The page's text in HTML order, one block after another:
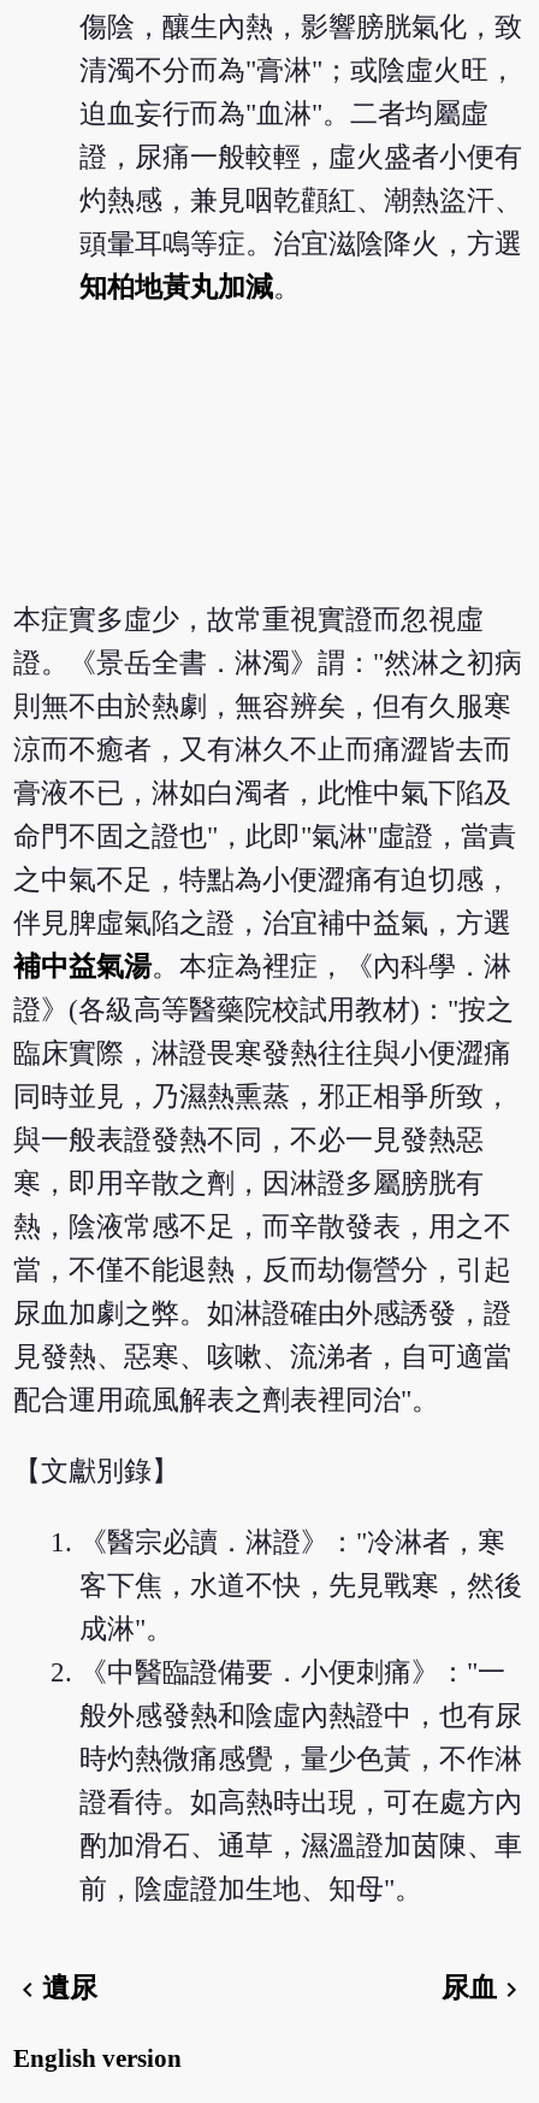
傷陰，釀生內熱，影響膀胱氣化，致
清濁不分而為"膏淋"；或陰虛火旺，
迫血妄行而為"血淋"。二者均屬虛
證，尿痛一般較輕，虛火盛者小便有
灼熱感，兼見咽乾顴紅、潮熱盜汗、
頭暈耳鳴等症。治宜滋陰降火，方選
知柏地黃丸加減。
本症實多虛少，故常重視實證而忽視虛
證。《景岳全書．淋濁》謂："然淋之初病
則無不由於熱劇，無容辨矣，但有久服寒
涼而不癒者，又有淋久不止而痛澀皆去而
膏液不已，淋如白濁者，此惟中氣下陷及
命門不固之證也"，此即"氣淋"虛證，當責
之中氣不足，特點為小便澀痛有迫切感，
伴見脾虛氣陷之證，治宜補中益氣，方選
補中益氣湯。本症為裡症，《內科學．淋
證》(各級高等醫藥院校試用教材)："按之
臨床實際，淋證畏寒發熱往往與小便澀痛
同時並見，乃濕熱熏蒸，邪正相爭所致，
與一般表證發熱不同，不必一見發熱惡
寒，即用辛散之劑，因淋證多屬膀胱有
熱，陰液常感不足，而辛散發表，用之不
當，不僅不能退熱，反而劫傷營分，引起
尿血加劇之弊。如淋證確由外感誘發，證
見發熱、惡寒、咳嗽、流涕者，自可適當
配合運用疏風解表之劑表裡同治"。
【文獻別錄】
《醫宗必讀．淋證》："冷淋者，寒
客下焦，水道不快，先見戰寒，然後
成淋"。
《中醫臨證備要．小便刺痛》："一
般外感發熱和陰虛內熱證中，也有尿
時灼熱微痛感覺，量少色黃，不作淋
證看待。如高熱時出現，可在處方內
酌加滑石、通草，濕溫證加茵陳、車
前，陰虛證加生地、知母"。
chevron_left遺尿 尿血chevron_right
English version